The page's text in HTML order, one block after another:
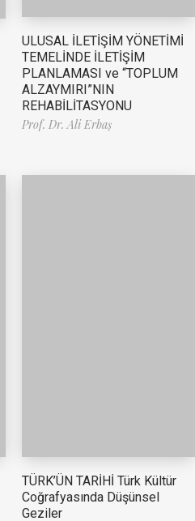
ULUSAL İLETİŞİM YÖNETİMİ
TEMELİNDE İLETİŞİM
PLANLAMASI ve “TOPLUM
ALZAYMIRI”NIN
REHABİLİTASYONU
Prof. Dr. Ali Erbaş
TÜRK’ÜN TARİHİ Türk Kültür
Coğrafyasında Düşünsel
Geziler